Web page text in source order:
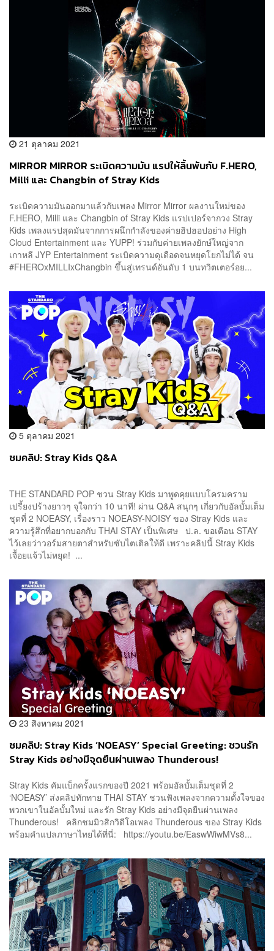
21 ตุลาคม 2021
MIRROR MIRROR ระเบิดความมัน แรปให้ลิ้นพันกับ F.HERO,
Milli และ Changbin of Stray Kids
ระเบิดความมันออกมาแล้วกับเพลง Mirror Mirror ผลงานใหม่ของ
F.HERO, Milli และ Changbin of Stray Kids แรปเปอร์จากวง Stray
Kids เพลงแรปสุดมันจากการผนึกกำลังของค่ายฮิปฮอปอย่าง High
Cloud Entertainment และ YUPP! ร่วมกับค่ายเพลงยักษ์ใหญ่จาก
เกาหลี JYP Entertainment ระเบิดความดุเดือดจนหยุดโยกไม่ได้ จน
#FHEROxMILLIxChangbin ขึ้นสู่เทรนด์อันดับ 1 บนทวิตเตอร์อย...
5 ตุลาคม 2021
ชมคลิป: Stray Kids Q&A
THE STANDARD POP ชวน Stray Kids มาพูดคุยแบบโครมคราม
เปรี้ยงปร้างยาวๆ จุใจกว่า 10 นาที! ผ่าน Q&A สนุกๆ เกี่ยวกับอัลบั้มเต็ม
ชุดที่ 2 NOEASY, เรื่องราว NOEASY-NOISY ของ Stray Kids และ
ความรู้สึกที่อยากบอกกับ THAI STAY เป็นพิเศษ ป.ล. ขอเตือน STAY
ไว้เลยว่าวอร์มสายตาสำหรับซับไตเติลให้ดี เพราะคลิปนี้ Stray Kids
เจื้อยแจ้วไม่หยุด! ...
23 สิงหาคม 2021
ชมคลิป: Stray Kids ‘NOEASY’ Special Greeting: ชวนรัก
Stray Kids อย่างมีจุดยืนผ่านเพลง Thunderous!
Stray Kids คัมแบ็กครั้งแรกของปี 2021 พร้อมอัลบั้มเต็มชุดที่ 2
‘NOEASY’ ส่งคลิปทักทาย THAI STAY ชวนฟังเพลงจากความตั้งใจของ
พวกเขาในอัลบั้มใหม่ และรัก Stray Kids อย่างมีจุดยืนผ่านเพลง
Thunderous! คลิกชมมิวสิกวิดีโอเพลง Thunderous ของ Stray Kids
พร้อมคำแปลภาษาไทยได้ที่นี่: https://youtu.be/EaswWiwMVs8...